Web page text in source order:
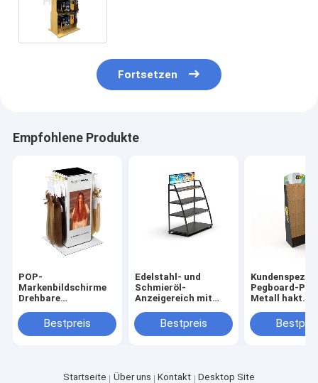
Fortsetzen
Empfohlene Produkte
POP-
Markenbildschirme
Drehbare
TischBestpreis
Edelstahl- und
Schmieröl-
Anzeigereich mit
Bestpreis
Pegboard-
Metall hakt
Sicherheits-
Handschuh-
Startseite Über uns Kontakt Desktop Site